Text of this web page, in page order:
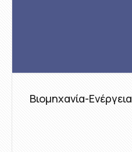
Βιομηχανία-Ενέργεια